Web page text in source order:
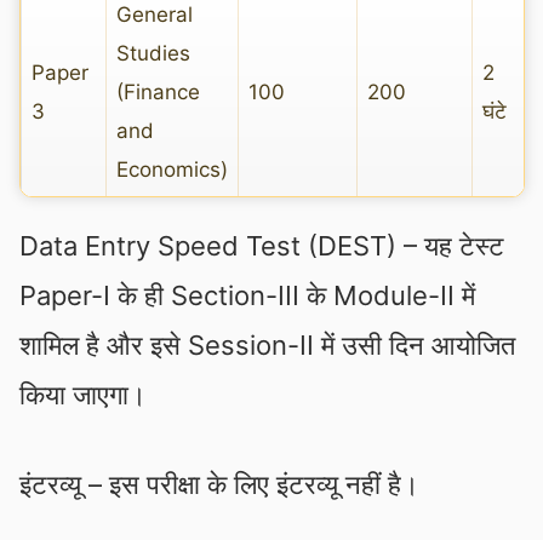
Paper
3
General
Studies
(Finance
and
Economics)
100 200
2
घंटे
Data Entry Speed Test (DEST) – यह टेस्ट
Paper-I के ही Section-III के Module-II में
शामिल है और इसे Session-II में उसी दिन आयोजित
किया जाएगा।
इंटरव्यू – इस परीक्षा के लिए इंटरव्यू नहीं है।